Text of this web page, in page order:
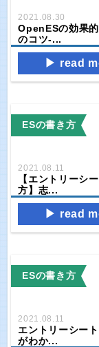
2021.08.30
OpenESの効果
のコツ‐...
read
ESの書き方
2021.08.11
【エントリーシ
方】志...
read
ESの書き方
2021.08.11
エントリーシー
がわか...